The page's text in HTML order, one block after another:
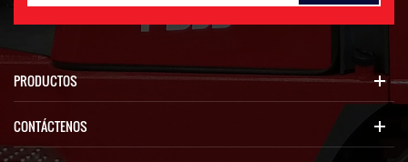
PRODUCTOS
CONTÁCTENOS